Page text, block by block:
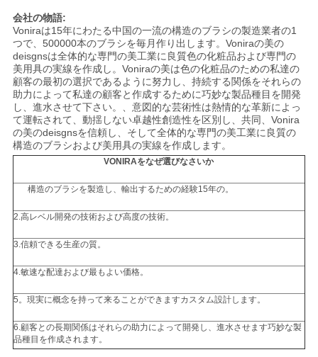
会社の物語:
Voniraは15年にわたる中国の一流の構造のブラシの製造業者の1
つで、500000本のブラシを毎月作り出します。Voniraの美の
deisgnsは全体的な専門の美工業に良質色の化粧品および専門の
美用具の実線を作成し。Voniraの美は色の化粧品のための私達の
顧客の最初の選択であるように努力し、持続する関係をそれらの
助力によって私達の顧客と作成するために巧妙な製品種目を開発
し、進水させて下さい。、意図的な芸術性は熱情的な革新によっ
て運転されて、動揺しない卓越性創造性を区別し、共同、Vonira
の美のdeisgnsを信頼し、そして全体的な専門の美工業に良質の
構造のブラシおよび美用具の実線を作成します。
VONIRAをなぜ選びなさいか
構造のブラシを製造し、輸出するための経験15年の。
2.高レベル開発の技術および高度の技術。
3.信頼できる生産の質。
4.敏速な配達および最もよい価格。
5。現実に概念を持って来ることができますカスタム設計します。
6.顧客との長期関係はそれらの助力によって開発し、進水させます巧妙な製
品種目を作成されます。